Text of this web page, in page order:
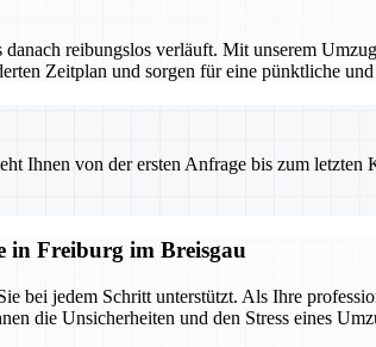
reibungslos verläuft. Mit unserem
Zeitplan und sorgen für eine pünktliche
Ihnen von der ersten Anfrage bis zum
in Freiburg im Breisgau
bei jedem Schritt unterstützt. Als Ihre
die Unsicherheiten und den Stress eines